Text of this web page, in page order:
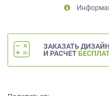
ЗАКАЗАТЬ ДИЗАЙН
И РАСЧЕТ
метрическими
программами